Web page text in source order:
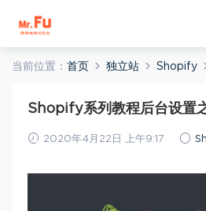
当前位置： 首页 独立站 Shopify
Shopify系列教程后台设置
2020年4月22日 上午9:17